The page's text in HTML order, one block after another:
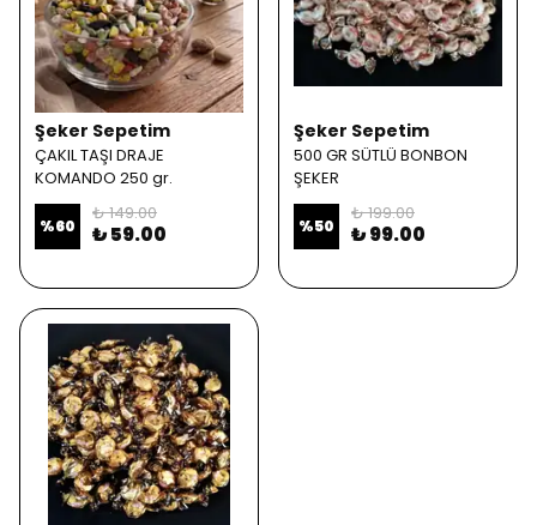
Şeker Sepetim
ÇAKIL TAŞI DRAJE
KOMANDO 250 gr.
%60
₺ 149.00
₺ 59.00
Şeker Sepetim
500 GR SÜTLÜ BONBON
ŞEKER
%50
₺ 199.00
₺ 99.00